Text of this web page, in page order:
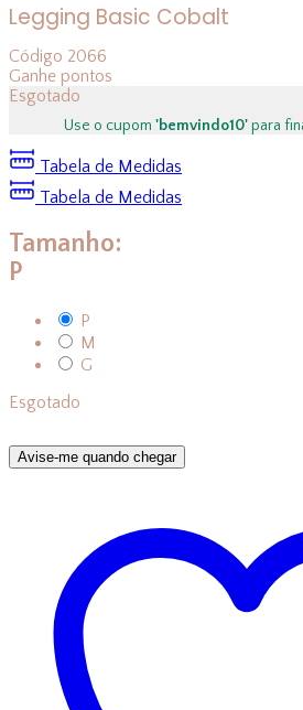
Legging Basic Cobalt
Código 2066
Ganhe pontos
Esgotado
Use o cupom 'bemvindo10'para
Tabela de Medidas
Tabela de Medidas
Tamanho:
P
P
M
G
Esgotado
Avise-me quando chegar